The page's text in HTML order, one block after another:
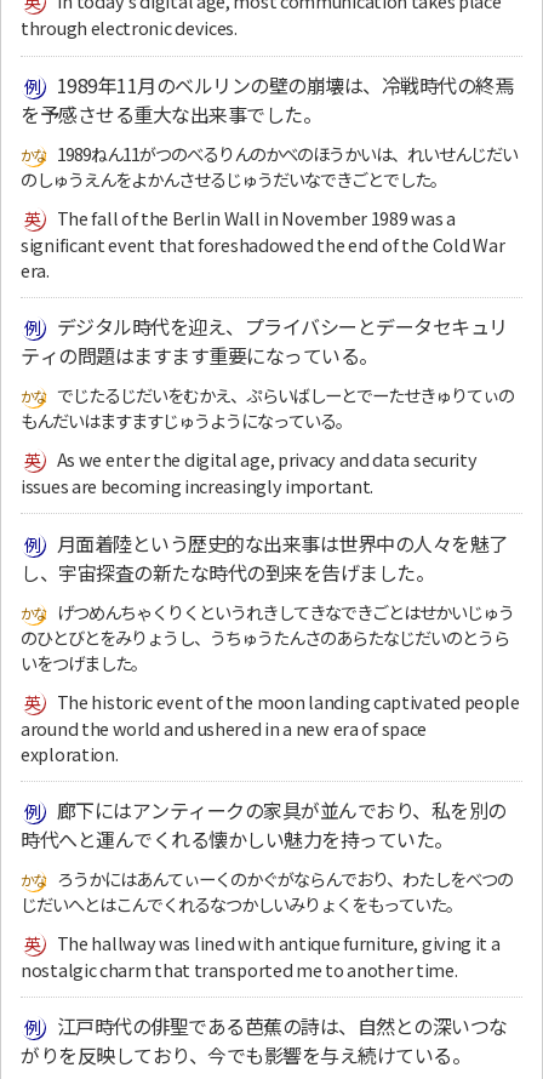
through electronic devices.
1989年11月のベルリンの壁の崩壊は、冷戦時代の終焉
を予感させる重大な出来事でした。
1989ねん11がつのべるりんのかべのほうかいは、れいせんじだい
のしゅうえんをよかんさせるじゅうだいなできごとでした。
The fall of the Berlin Wall in November 1989 was a
significant event that foreshadowed the end of the Cold War
era.
デジタル時代を迎え、プライバシーとデータセキュリ
ティの問題はますます重要になっている。
でじたるじだいをむかえ、ぷらいばしーとでーたせきゅりてぃの
もんだいはますますじゅうようになっている。
As we enter the digital age, privacy and data security
issues are becoming increasingly important.
月面着陸という歴史的な出来事は世界中の人々を魅了
し、宇宙探査の新たな時代の到来を告げました。
げつめんちゃくりくというれきしてきなできごとはせかいじゅう
のひとびとをみりょうし、うちゅうたんさのあらたなじだいのとうら
いをつげました。
The historic event of the moon landing captivated people
around the world and ushered in a new era of space
exploration.
廊下にはアンティークの家具が並んでおり、私を別の
時代へと運んでくれる懐かしい魅力を持っていた。
ろうかにはあんてぃーくのかぐがならんでおり、わたしをべつの
じだいへとはこんでくれるなつかしいみりょくをもっていた。
The hallway was lined with antique furniture, giving it a
nostalgic charm that transported me to another time.
江戸時代の俳聖である芭蕉の詩は、自然との深いつな
がりを反映しており、今でも影響を与え続けている。